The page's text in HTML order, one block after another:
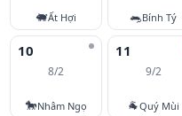
🐖Ất Hợi 🐀Bính Tý
10
8/2
🐎Nhâm Ngọ
11
9/2
🐐Quý Mùi